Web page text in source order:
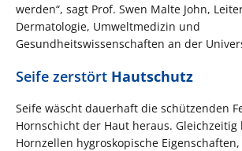
werden“, sagt Prof. Swen Malte John,
Dermatologie, Umweltmedizin und
Gesundheitswissenschaften an der
Seife zerstört Hautschutz
Seife wäscht dauerhaft die schützenden
Hornschicht der Haut heraus. Gleichzeitig
Hornzellen hygroskopische